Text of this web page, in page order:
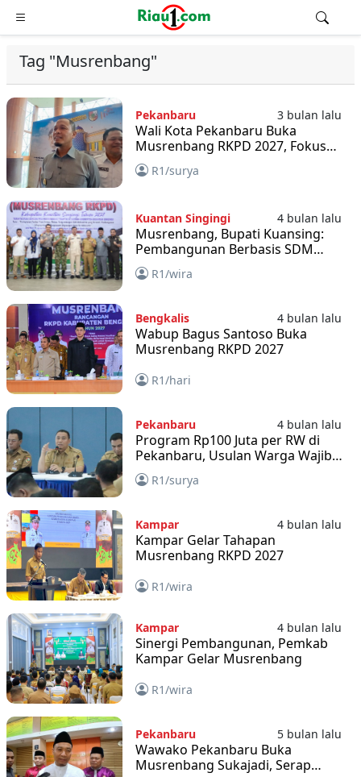
Tag "Musrenbang"
Pekanbaru 3 bulan lalu
Wali Kota Pekanbaru Buka
Musrenbang RKPD 2027, Fokus
Infrastruktur dan Pengendalian
BanjirR1/surya
Kuantan Singingi 4 bulan lalu
Musrenbang, Bupati Kuansing:
Pembangunan Berbasis SDM
hingga Infrastruktur
R1/wira
Bengkalis 4 bulan lalu
Wabup Bagus Santoso Buka
Musrenbang RKPD 2027
R1/hari
Pekanbaru 4 bulan lalu
Program Rp100 Juta per RW di
Pekanbaru, Usulan Warga Wajib
Masuk Musrenbang dan SIPD
R1/surya
Kampar 4 bulan lalu
Kampar Gelar Tahapan
Musrenbang RKPD 2027
R1/wira
Kampar 4 bulan lalu
Sinergi Pembangunan, Pemkab
Kampar Gelar Musrenbang
R1/wira
Pekanbaru 5 bulan lalu
Wawako Pekanbaru Buka
Musrenbang Sukajadi, Serap